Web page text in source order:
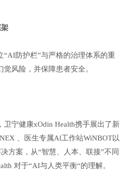
“AI防护栏”与严格的治理体系的重
风险，并保障患者安全。
卫宁健康xOdin Health携手展出了新
、医生专属Al工作站WiNBOT以
方案，从“智慧、人本、联接”不同
对于“AI与人类平衡“的理解。